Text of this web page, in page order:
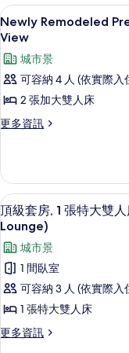
Beds
的
所
有
相
片
Room,
2
Queen
的
詳
顯
示
Newly
Remodeled
Premium
Room,
2
City
View
的
所
有
相
片
5
Newly Remodeled
View
城市景
可容納 4 人 (依實際入
2 張加大雙人床
更多資訊
更
Premium
Room,
2
Queen
City
View
的
詳
情
顯
示
頂
級
套
房,
1
張
8
頂級套房, 1 張特大雙
Lounge)
城市景
1 間臥室
可容納 3 人 (依實際入
1 張特大雙人床
更多資訊
更